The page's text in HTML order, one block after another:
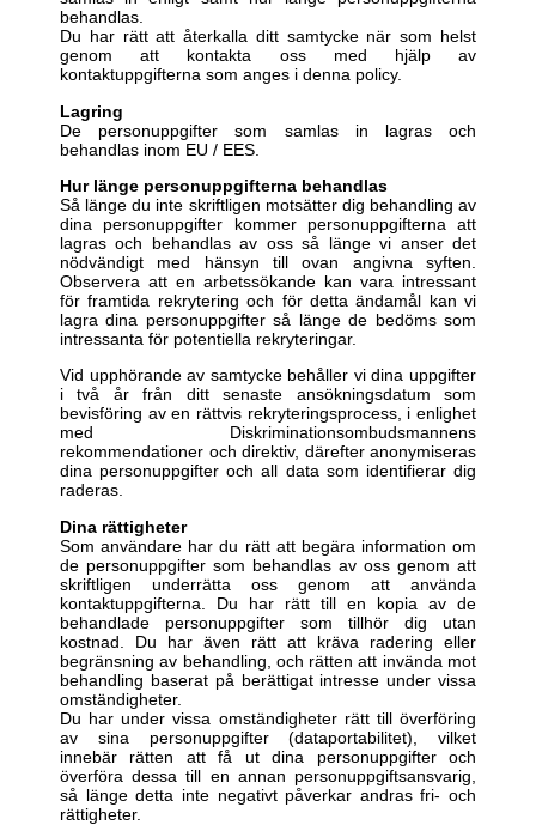
behandlas.
Du har rätt att återkalla ditt samtycke när som helst
genom att kontakta oss med hjälp av
kontaktuppgifterna som anges i denna policy.
Lagring
De personuppgifter som samlas in lagras och
behandlas inom EU / EES.
Hur länge personuppgifterna behandlas
Så länge du inte skriftligen motsätter dig behandling av
dina personuppgifter kommer personuppgifterna att
lagras och behandlas av oss så länge vi anser det
nödvändigt med hänsyn till ovan angivna syften.
Observera att en arbetssökande kan vara intressant
för framtida rekrytering och för detta ändamål kan vi
lagra dina personuppgifter så länge de bedöms som
intressanta för potentiella rekryteringar.
Vid upphörande av samtycke behåller vi dina uppgifter
i två år från ditt senaste ansökningsdatum som
bevisföring av en rättvis rekryteringsprocess, i enlighet
med Diskriminationsombudsmannens
rekommendationer och direktiv, därefter anonymiseras
dina personuppgifter och all data som identifierar dig
raderas.
Dina rättigheter
Som användare har du rätt att begära information om
de personuppgifter som behandlas av oss genom att
skriftligen underrätta oss genom att använda
kontaktuppgifterna. Du har rätt till en kopia av de
behandlade personuppgifter som tillhör dig utan
kostnad. Du har även rätt att kräva radering eller
begränsning av behandling, och rätten att invända mot
behandling baserat på berättigat intresse under vissa
omständigheter.
Du har under vissa omständigheter rätt till överföring
av sina personuppgifter (dataportabilitet), vilket
innebär rätten att få ut dina personuppgifter och
överföra dessa till en annan personuppgiftsansvarig,
så länge detta inte negativt påverkar andras fri- och
rättigheter.